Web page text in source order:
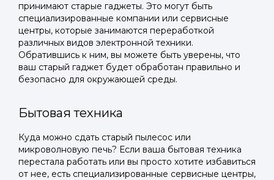
принимают старые гаджеты. Это могут быть
специализированные компании или сервисные
центры, которые занимаются переработкой
различных видов электронной техники.
Обратившись к ним, вы можете быть уверены, что
ваш старый гаджет будет обработан правильно и
безопасно для окружающей среды.
Бытовая техника
Куда можно сдать старый пылесос или
микроволновую печь? Если ваша бытовая техника
перестала работать или вы просто хотите избавиться
от нее, есть специализированные сервисные центры,